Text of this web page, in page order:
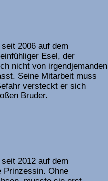
2006 auf dem
Esel, der
nicht von irgendjemanden
Seine Mitarbeit muss
versteckt er sich
Bruder.
2012 auf dem
Prinzessin. Ohne